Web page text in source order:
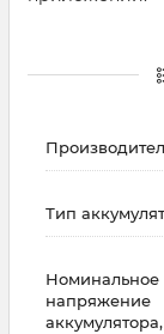
Тип
Номинальное
напряжение